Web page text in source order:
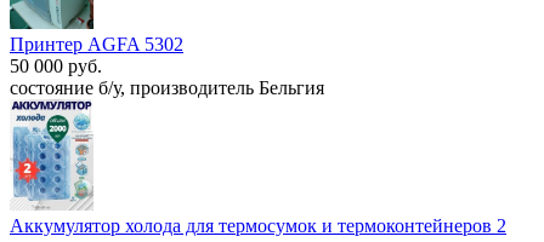
Принтер AGFA 5302
50 000 руб.
состояние б/у, производитель Бельгия
Аккумулятор холода для термосумок и термоконтейнеров 2